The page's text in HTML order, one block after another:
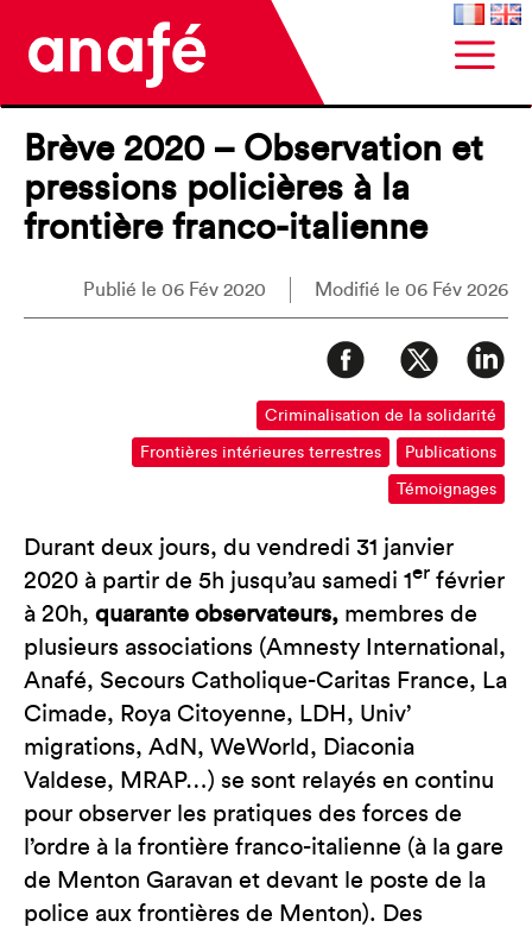
Brève 2020 – Observation et
pressions policières à la
frontière franco-italienne
Publié le 06 Fév 2020 Modifié le 06 Fév 2026
Criminalisation de la solidarité
Frontières intérieures terrestres Publications
Témoignages
Durant deux jours, du vendredi 31 janvier
2020 à partir de 5h jusqu’au samedi 1er février
à 20h, quarante observateurs, membres de
plusieurs associations (Amnesty International,
Anafé, Secours Catholique-Caritas France, La
Cimade, Roya Citoyenne, LDH, Univ’
migrations, AdN, WeWorld, Diaconia
Valdese, MRAP…) se sont relayés en continu
pour observer les pratiques des forces de
l’ordre à la frontière franco-italienne (à la gare
de Menton Garavan et devant le poste de la
police aux frontières de Menton). Des